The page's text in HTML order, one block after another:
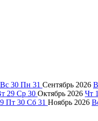
Вс 30 Пн 31 Сентябрь 2026
29 Ср 30 Октябрь 2026 Чт 1
Пт 30 Сб 31 Ноябрь 2026